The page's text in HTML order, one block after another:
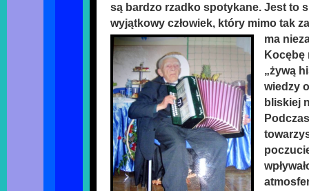
są bardzo rzadko spotykane. Jest to
wyjątkowy człowiek, który mimo tak
ma
Kocębę
„żywą
wiedzy
bliskiej